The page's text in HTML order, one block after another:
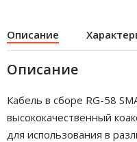
Описание
Описание
Кабель в сборе RG-58
высококачественный
для использования в